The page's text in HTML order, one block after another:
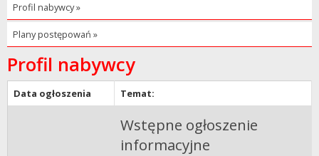
Profil nabywcy »
Plany postępowań »
Profil nabywcy
Data ogłoszenia Temat:
Wstępne ogłoszenie
informacyjne